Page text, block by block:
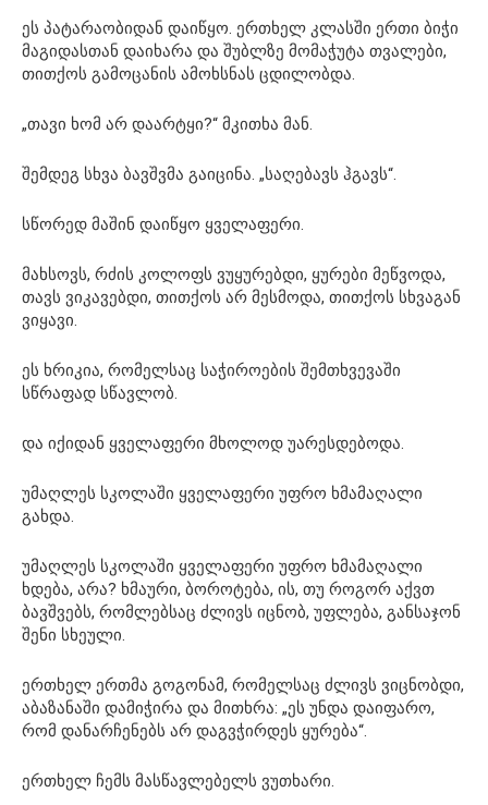
ეს პატარაობიდან დაიწყო. ერთხელ კლასში ერთი ბიჭი
მაგიდასთან დაიხარა და შუბლზე მომაჭუტა თვალები,
თითქოს გამოცანის ამოხსნას ცდილობდა.
„თავი ხომ არ დაარტყი?“ მკითხა მან.
შემდეგ სხვა ბავშვმა გაიცინა. „საღებავს ჰგავს“.
სწორედ მაშინ დაიწყო ყველაფერი.
მახსოვს, რძის კოლოფს ვუყურებდი, ყურები მეწვოდა,
თავს ვიკავებდი, თითქოს არ მესმოდა, თითქოს სხვაგან
ვიყავი.
ეს ხრიკია, რომელსაც საჭიროების შემთხვევაში
სწრაფად სწავლობ.
და იქიდან ყველაფერი მხოლოდ უარესდებოდა.
უმაღლეს სკოლაში ყველაფერი უფრო ხმამაღალი
გახდა.
უმაღლეს სკოლაში ყველაფერი უფრო ხმამაღალი
ხდება, არა? ხმაური, ბოროტება, ის, თუ როგორ აქვთ
ბავშვებს, რომლებსაც ძლივს იცნობ, უფლება, განსაჯონ
შენი სხეული.
ერთხელ ერთმა გოგონამ, რომელსაც ძლივს ვიცნობდი,
აბაზანაში დამიჭირა და მითხრა: „ეს უნდა დაიფარო,
რომ დანარჩენებს არ დაგვჭირდეს ყურება“.
ერთხელ ჩემს მასწავლებელს ვუთხარი.